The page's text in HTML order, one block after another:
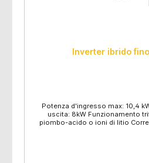
Inverter ibrido
Potenza d'ingresso max: 10,4
uscita: 8kW Funzionamento
piombo-acido o ioni di litio